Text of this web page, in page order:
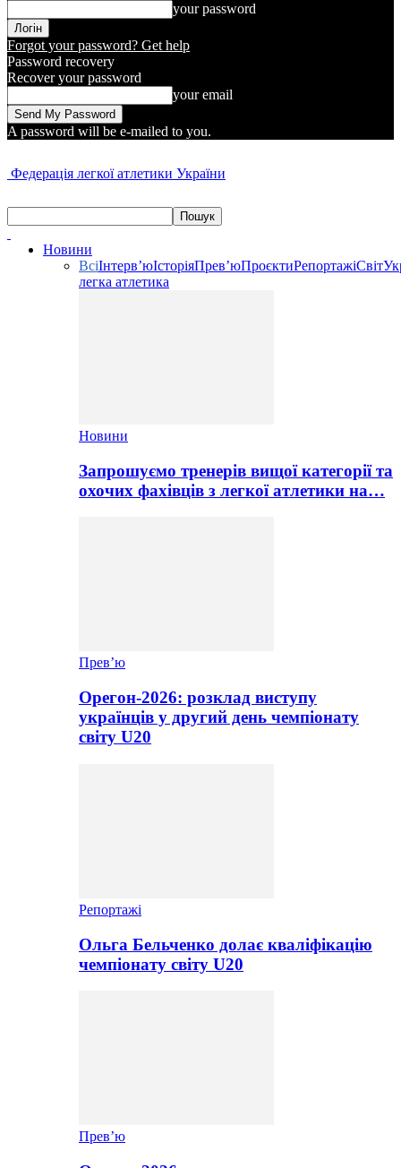
your password
Forgot your password? Get help
Password recovery
Recover your password
your email
A password will be e-mailed to you.
Федерація легкої атлетики України
Новини
ВсіІнтерв’юІсторіяПрев’юПроєктиРепортажіСвіт
легка атлетика
Новини
Запрошуємо тренерів вищої категорії та
охочих фахівців з легкої атлетики на…
Прев’ю
Орегон-2026: розклад виступу
українців у другий день чемпіонату
світу U20
Репортажі
Ольга Бельченко долає кваліфікацію
чемпіонату світу U20
Прев’ю